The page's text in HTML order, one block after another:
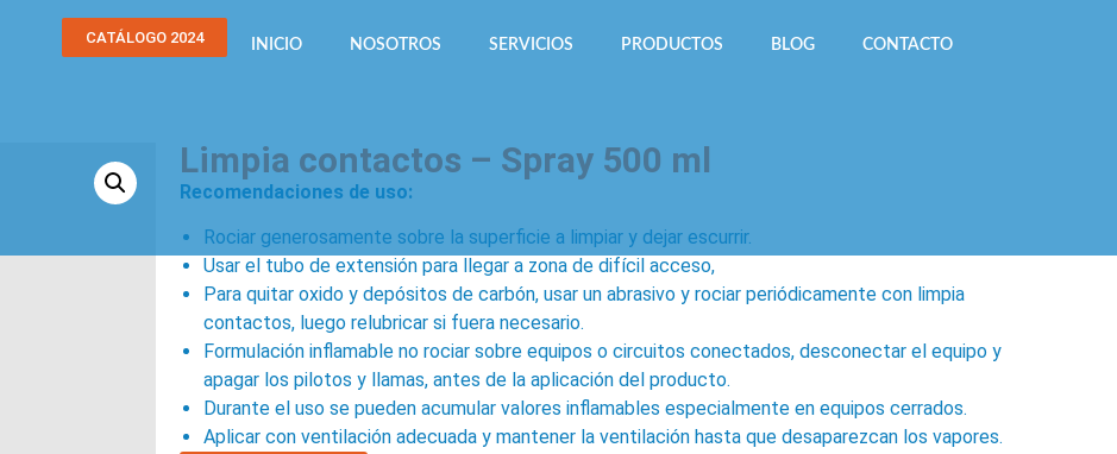
CATÁLOGO 2024 INICIO NOSOTROS SERVICIOS PRODUCTOS BLOG CONTACTO
Limpia contactos – Spray 500 ml
Recomendaciones de uso:
Rociar generosamente sobre la superficie a limpiar y dejar escurrir.
Usar el tubo de extensión para llegar a zona de difícil acceso,
Para quitar oxido y depósitos de carbón, usar un abrasivo y rociar periódicamente con limpia
contactos, luego relubricar si fuera necesario.
Formulación inflamable no rociar sobre equipos o circuitos conectados, desconectar el equipo y
apagar los pilotos y llamas, antes de la aplicación del producto.
Durante el uso se pueden acumular valores inflamables especialmente en equipos cerrados.
Aplicar con ventilación adecuada y mantener la ventilación hasta que desaparezcan los vapores.